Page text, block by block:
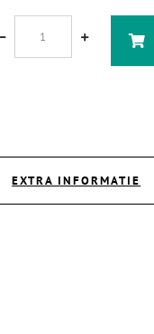
EXTRA INFORMATIE